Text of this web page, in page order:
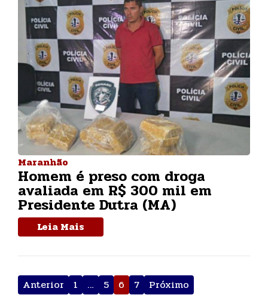
Maranhão
Homem é preso com droga
avaliada em R$ 300 mil em
Presidente Dutra (MA)
Leia Mais
Paginação
de
Anterior 1 … 5 6 7 Próximo